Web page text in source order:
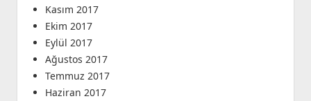
Kasım 2017
Ekim 2017
Eylül 2017
Ağustos 2017
Temmuz 2017
Haziran 2017